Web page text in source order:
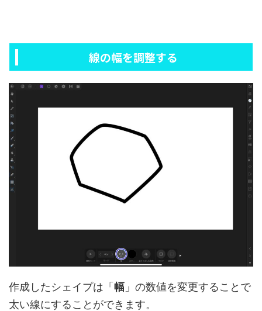
線の幅を調整する
作成したシェイプは「 幅 」の数値を変更することで
太い線にすることができます。